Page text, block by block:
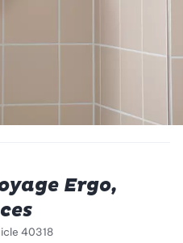
Ergo,
40318